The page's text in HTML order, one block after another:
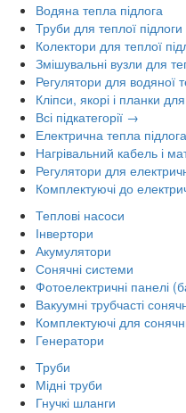
Водяна тепла підлога
Труби для теплої підлоги
Колектори для теплої
Змішувальні вузли для
Регулятори для водяної
Кліпси, якорі і планки
Всі підкатегорії →
Електрична тепла
Нагрівальний кабель і
Регулятори для
Комплектуючі до
Теплові насоси
Інвертори
Акумулятори
Сонячні системи
Фотоелектричні панелі
Вакуумні трубчасті
Комплектуючі для
Генератори
Труби
Мідні труби
Гнучкі шланги